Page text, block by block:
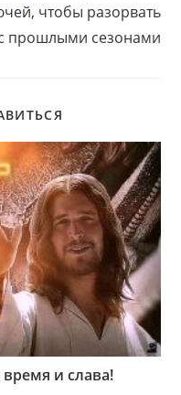
чтобы разорвать
прошлыми сезонами
время и слава!